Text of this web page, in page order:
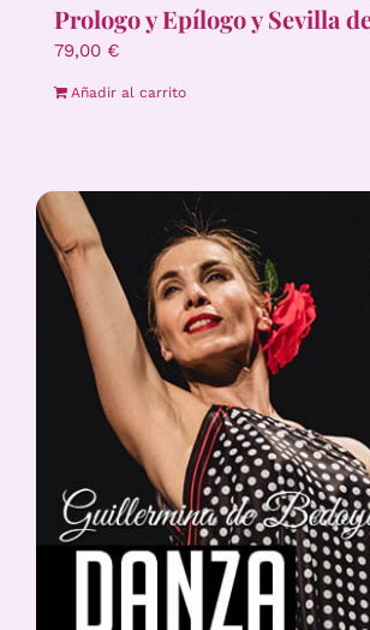
Prologo y Epílogo y Sevilla
79,00 €
Añadir al carrito